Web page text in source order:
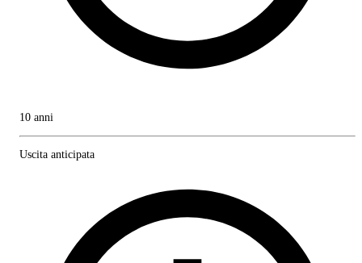
10 anni
Uscita anticipata